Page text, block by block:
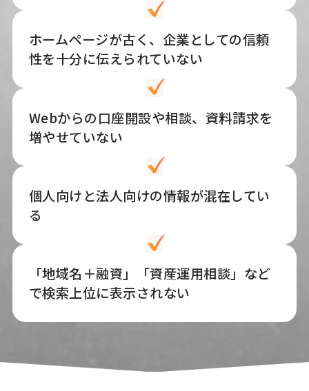
ホームページが古く、企業としての信頼
性を十分に伝えられていない
Webからの口座開設や相談、資料請求を
増やせていない
個人向けと法人向けの情報が混在してい
る
「地域名＋融資」「資産運用相談」など
で検索上位に表示されない